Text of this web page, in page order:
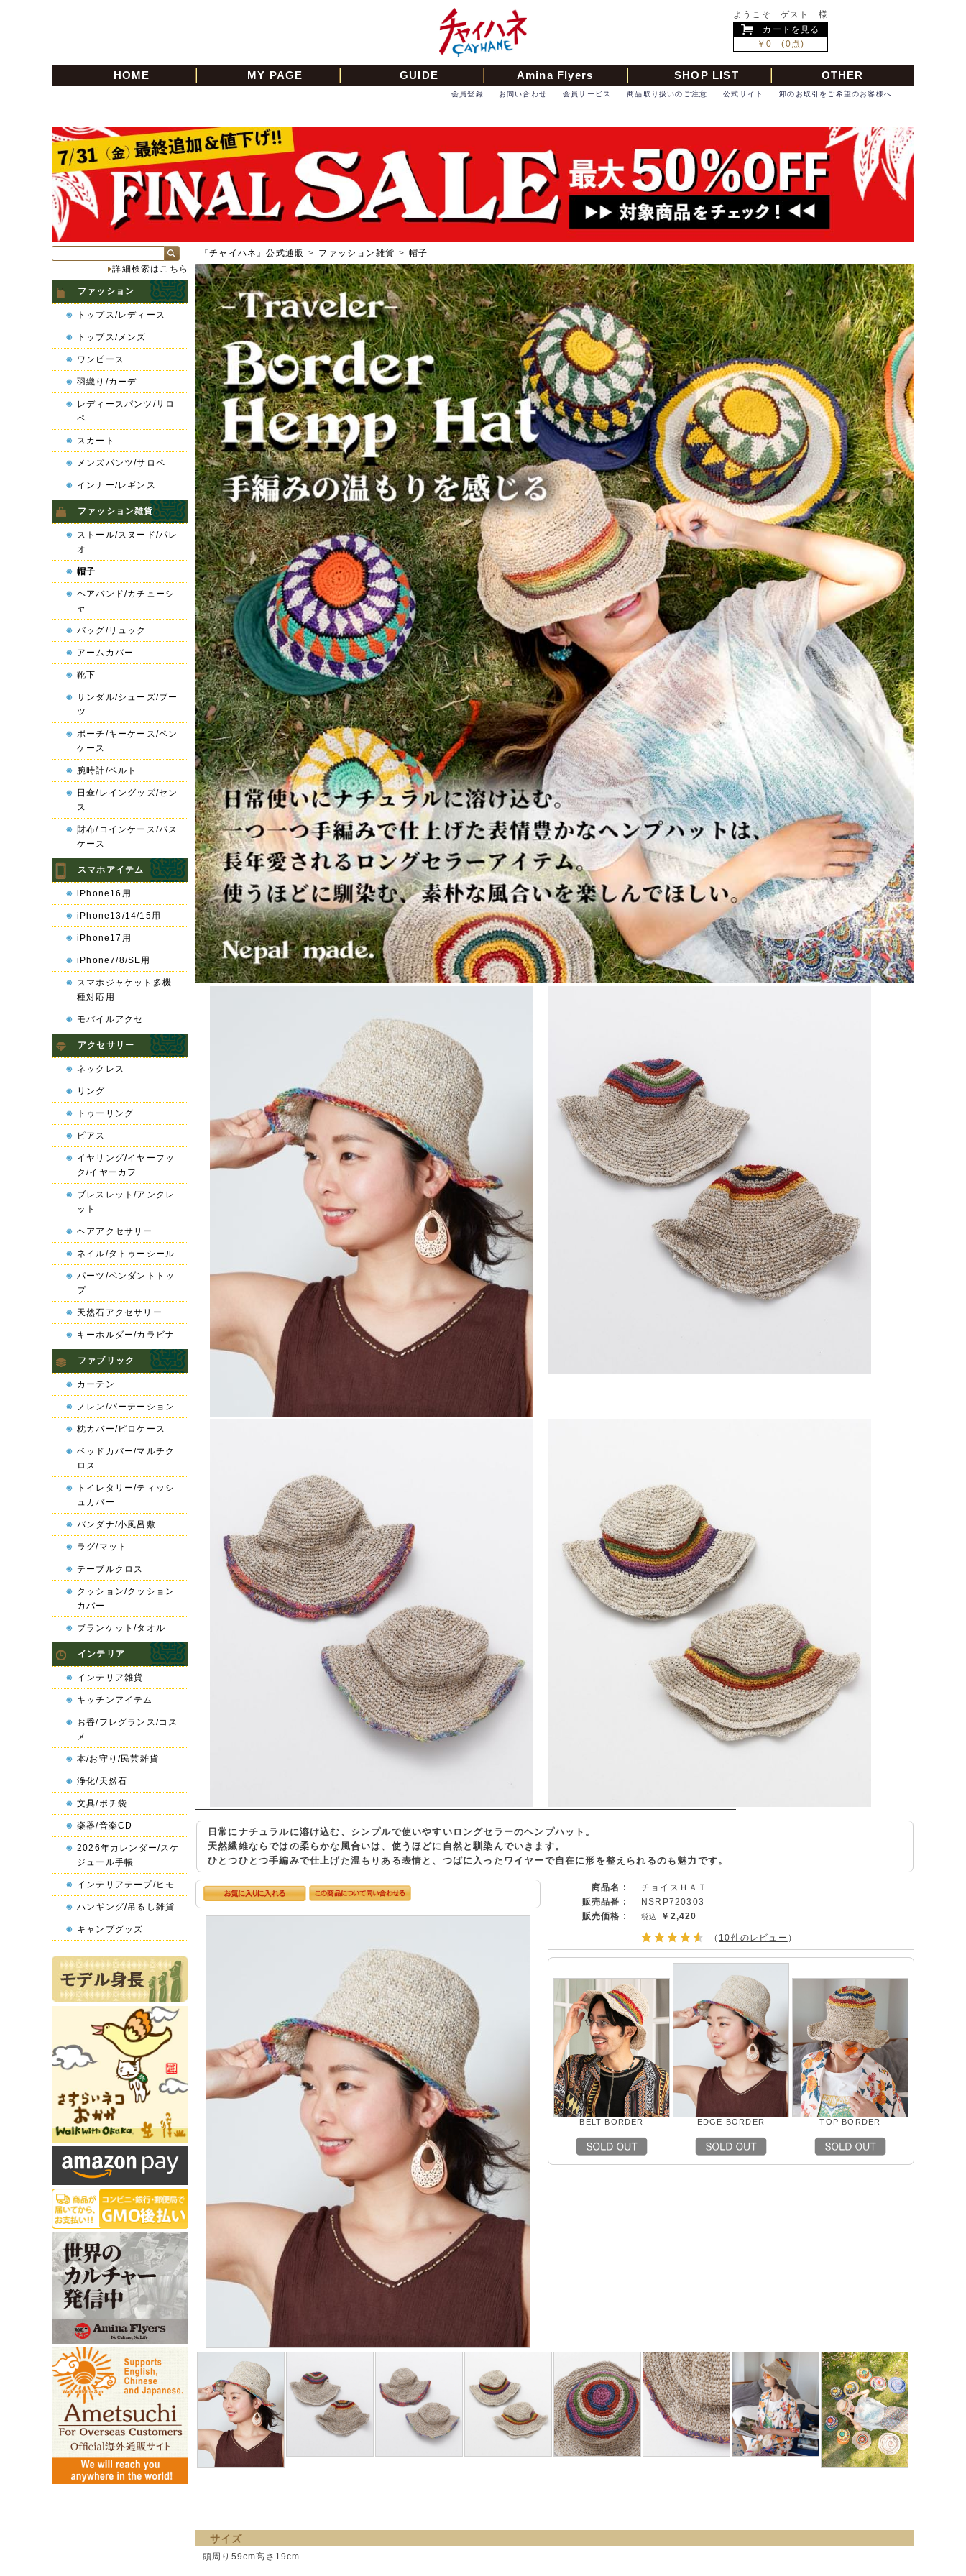
ようこそ ゲスト 様
カートを見る
￥0 (0点)
HOME MY PAGE GUIDE Amina Flyers SHOP LIST OTHER
卸のお取引をご希望のお客様へ
公式サイト
商品取り扱いのご注意
会員サービス
お問い合わせ
会員登録
『チャイハネ』公式通販 > ファッション雑貨 > 帽子
日常にナチュラルに溶け込む、シンプルで使いやすいロングセラーのヘンプハット。
天然繊維ならではの柔らかな風合いは、使うほどに自然と馴染んでいきます。
ひとつひとつ手編みで仕上げた温もりある表情と、つばに入ったワイヤーで自在に形を整えられるのも魅力です。
商品名 :
チョイスＨＡＴ
販売品番 :
NSRP720303
販売価格 :
￥2,420
（ 10件のレビュー ）
BELT BORDER EDGE BORDER TOP BORDER
サイズ
頭周り59cm高さ19cm
詳細検索はこちら
ファッション
トップス/レディース
トップス/メンズ
ワンピース
羽織り/カーデ
レディースパンツ/サロ
ペ
スカート
メンズパンツ/サロペ
インナー/レギンス
ファッション雑貨
ストール/スヌード/パレ
オ
帽子
ヘアバンド/カチューシ
ャ
バッグ/リュック
アームカバー
靴下
サンダル/シューズ/ブー
ツ
ポーチ/キーケース/ペン
ケース
腕時計/ベルト
日傘/レイングッズ/セン
ス
財布/コインケース/パス
ケース
スマホアイテム
iPhone16用
iPhone13/14/15用
iPhone17用
iPhone7/8/SE用
スマホジャケット多機
種対応用
モバイルアクセ
アクセサリー
ネックレス
リング
トゥーリング
ピアス
イヤリング/イヤーフッ
ク/イヤーカフ
ブレスレット/アンクレ
ット
ヘアアクセサリー
ネイル/タトゥーシール
パーツ/ペンダントトッ
プ
天然石アクセサリー
キーホルダー/カラビナ
ファブリック
カーテン
ノレン/パーテーション
枕カバー/ピロケース
ベッドカバー/マルチク
ロス
トイレタリー/ティッシ
ュカバー
バンダナ/小風呂敷
ラグ/マット
テーブルクロス
クッション/クッション
カバー
ブランケット/タオル
インテリア
インテリア雑貨
キッチンアイテム
お香/フレグランス/コス
メ
本/お守り/民芸雑貨
浄化/天然石
文具/ポチ袋
楽器/音楽CD
2026年カレンダー/スケ
ジュール手帳
インテリアテープ/ヒモ
ハンギング/吊るし雑貨
キャンプグッズ